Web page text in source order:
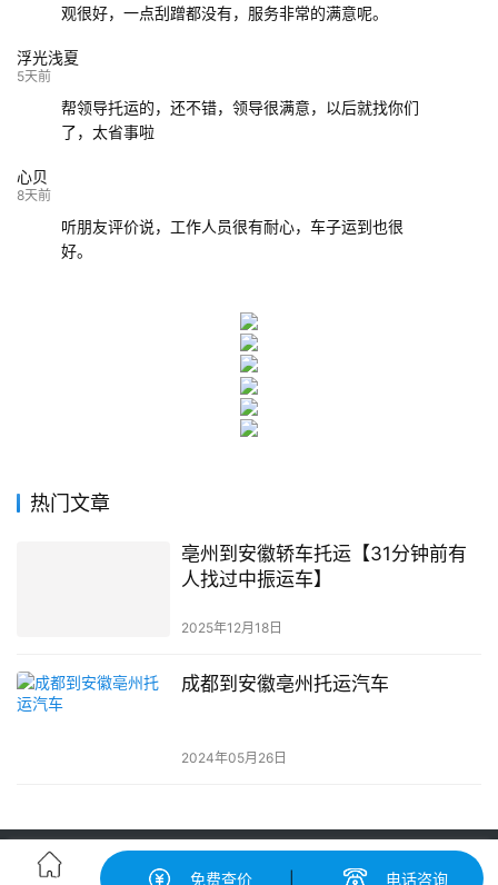
观很好，一点刮蹭都没有，服务非常的满意呢。
浮光浅夏
5天前
帮领导托运的，还不错，领导很满意，以后就找你们
了，太省事啦
心贝
8天前
听朋友评价说，工作人员很有耐心，车子运到也很
好。
热门文章
亳州到安徽轿车托运【31分钟前有
人找过中振运车】
2025年12月18日
成都到安徽亳州托运汽车
2024年05月26日
轿车托运-汽车托运价格|收费标准查询-中振汽车托运物流平台
免费查价 电话咨询